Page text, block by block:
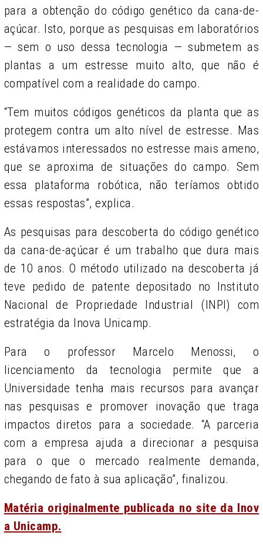
para a obtenção do código genético da cana-de-
açúcar. Isto, porque as pesquisas em laboratórios
— sem o uso dessa tecnologia — submetem as
plantas a um estresse muito alto, que não é
compatível com a realidade do campo.
“Tem muitos códigos genéticos da planta que as
protegem contra um alto nível de estresse. Mas
estávamos interessados no estresse mais ameno,
que se aproxima de situações do campo. Sem
essa plataforma robótica, não teríamos obtido
essas respostas”, explica.
As pesquisas para descoberta do código genético
da cana-de-açúcar é um trabalho que dura mais
de 10 anos. O método utilizado na descoberta já
teve pedido de patente depositado no Instituto
Nacional de Propriedade Industrial (INPI) com
estratégia da Inova Unicamp.
Para o professor Marcelo Menossi, o
licenciamento da tecnologia permite que a
Universidade tenha mais recursos para avançar
nas pesquisas e promover inovação que traga
impactos diretos para a sociedade. “A parceria
com a empresa ajuda a direcionar a pesquisa
para o que o mercado realmente demanda,
chegando de fato à sua aplicação”, finalizou.
Matéria originalmente publicada no site da Inov
a Unicamp.